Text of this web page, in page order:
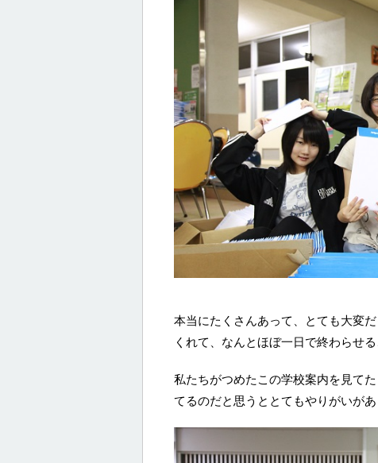
本当にたくさんあって、とても大変
くれて、なんとほぼ一日で終わらせる
私たちがつめたこの学校案内を見て
てるのだと思うととてもやりがいがあ